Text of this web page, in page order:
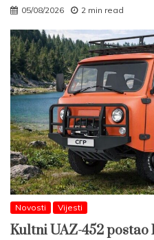
05/08/2026 2 min read
Novosti Vijesti
Kultni UAZ-452